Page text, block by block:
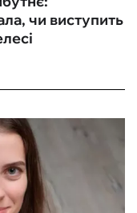
чи виступить